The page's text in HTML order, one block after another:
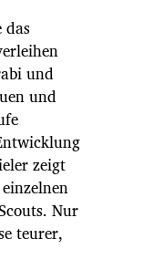
und
und
zeigt
Nur
teurer,